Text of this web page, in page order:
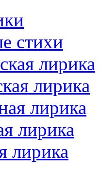
стихи
лирика
лирика
лирика
лирика
лирика